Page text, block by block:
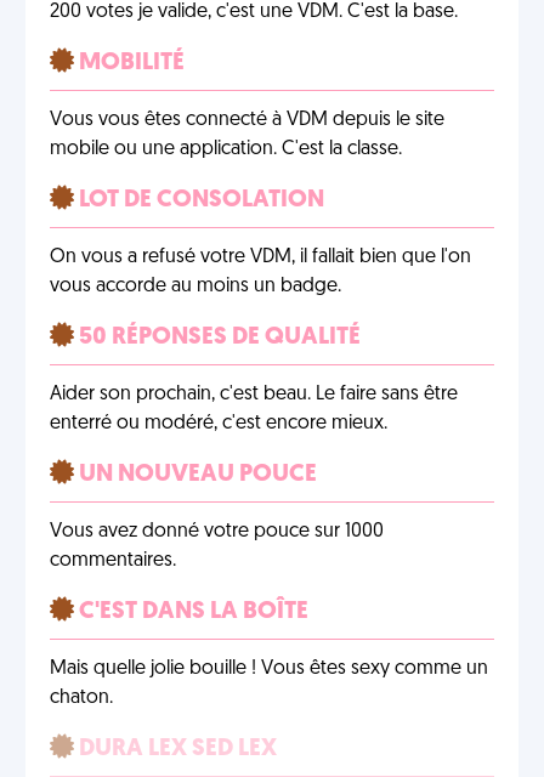
200 votes je valide, c'est une VDM. C'est la base.
MOBILITÉ
Vous vous êtes connecté à VDM depuis le site
mobile ou une application. C'est la classe.
LOT DE CONSOLATION
On vous a refusé votre VDM, il fallait bien que l'on
vous accorde au moins un badge.
50 RÉPONSES DE QUALITÉ
Aider son prochain, c'est beau. Le faire sans être
enterré ou modéré, c'est encore mieux.
UN NOUVEAU POUCE
Vous avez donné votre pouce sur 1000
commentaires.
C'EST DANS LA BOÎTE
Mais quelle jolie bouille ! Vous êtes sexy comme un
chaton.
DURA LEX SED LEX